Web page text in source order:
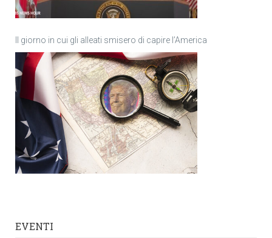
Il giorno in cui gli alleati smisero di capire l’America
EVENTI